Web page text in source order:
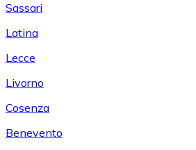
Sassari
Latina
Lecce
Livorno
Cosenza
Benevento